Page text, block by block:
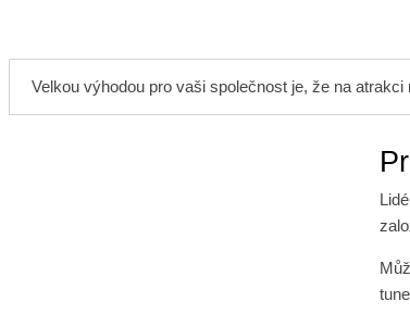
Velkou výhodou pro vaši společnost je, že na atrakci